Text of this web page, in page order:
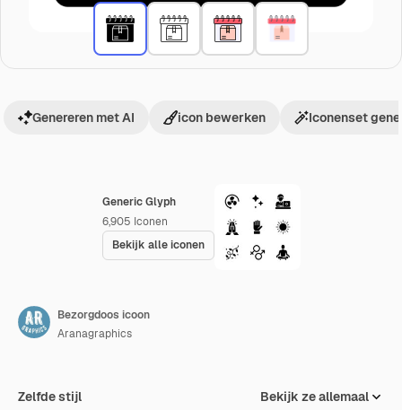
Generic Glyph
6,905 Iconen
Bekijk alle iconen
Genereren met AI icon bewerken Iconenset
Bezorgdoos icoon
Aranagraphics
Zelfde stijl Bekijk ze allemaal